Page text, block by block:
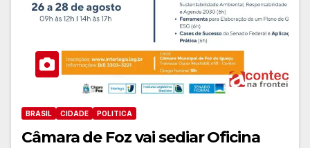
BRASIL CIDADE POLITICA
Câmara de Foz vai sediar Oficina